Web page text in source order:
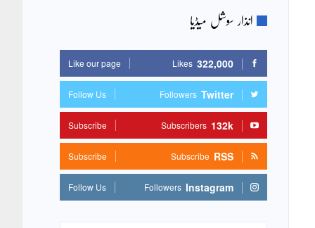
انذار سوشل میڈیا
322,000
Likes
Like our page
Twitter
Followers
Follow Us
132k
Subscribers
Subscribe
RSS
Subscribe
Subscribe
Instagram
Followers
Follow Us